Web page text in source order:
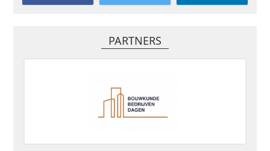
PARTNERS